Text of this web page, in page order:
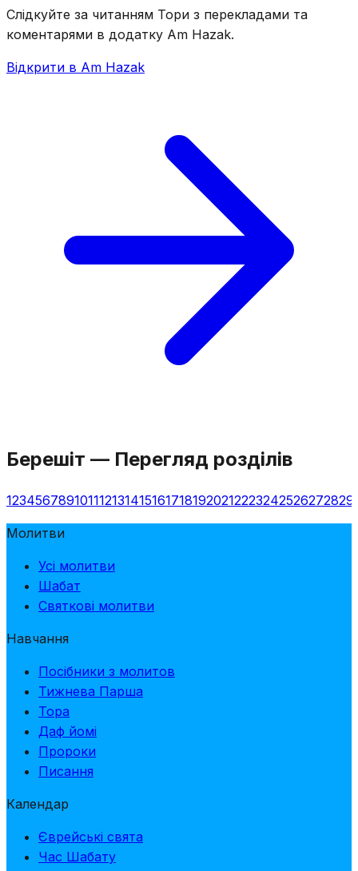
Слідкуйте за читанням Тори з перекладами та
коментарями в додатку Am Hazak.
Відкрити в Am Hazak
Берешіт — Перегляд розділів
1234567891011121314151617181920212223242526272829
Молитви
Усі молитви
Шабат
Святкові молитви
Навчання
Посібники з молитов
Тижнева Парша
Тора
Даф йомі
Пророки
Писання
Календар
Єврейські свята
Час Шабату